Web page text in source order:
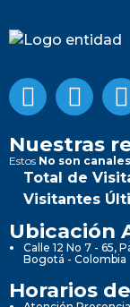
Nuestras
Estos No son
Total de
Visitantes
Ubicación
Calle 12 No 7 - 65,
Bogotá - Colombia
Horarios